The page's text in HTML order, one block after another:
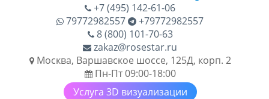
+7 (495) 142-61-06
79772982557
+79772982557
8 (800) 101-70-63
zakaz@rosestar.ru
Москва, Варшавское шоссе, 125Д, корп. 2
Пн-Пт 09:00-18:00
Услуга 3D визуализации